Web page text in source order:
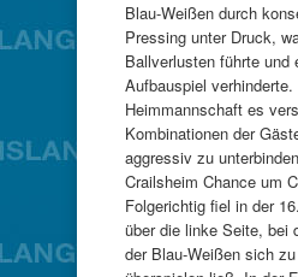
Blau-Weißen durch
Pressing unter Druck,
Ballverlusten führte und
Aufbauspiel verhinderte.
Heimmannschaft es
Kombinationen der
aggressiv zu
Crailsheim Chance um
Folgerichtig fiel in der
über die linke Seite, bei
der Blau-Weißen sich